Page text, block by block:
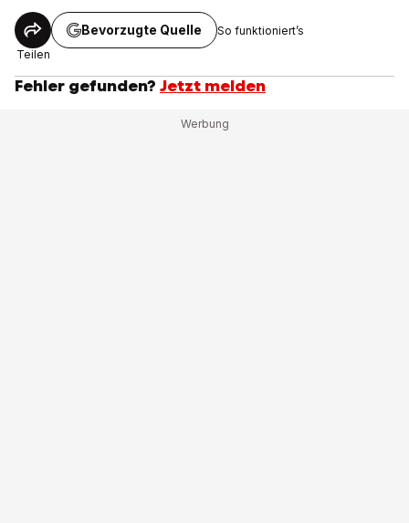
Teilen
Bevorzugte Quelle So funktioniert’s
Fehler gefunden? Jetzt melden